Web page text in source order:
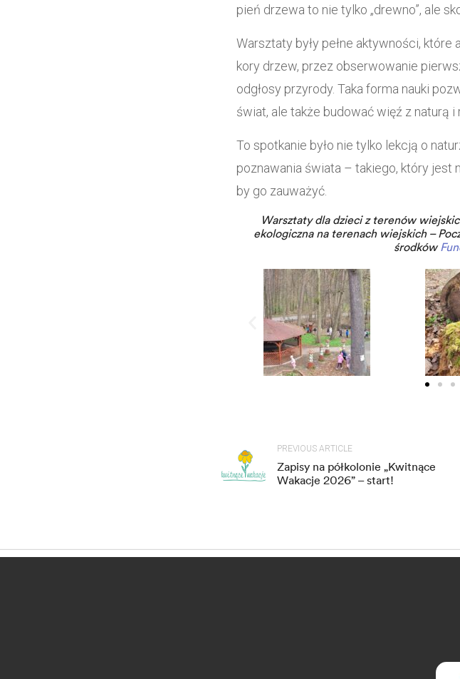
pień drzewa to nie tylko „drewno”, ale
Warsztaty były pełne aktywności,
kory drzew, przez obserwowanie
odgłosy przyrody. Taka forma nauki
świat, ale także budować więź z naturą
To spotkanie było nie tylko lekcją o
poznawania świata – takiego, który jest
by go zauważyć.
Warsztaty dla dzieci z terenów
ekologiczna na terenach wiejskich –
środków
PREVIOUS ARTICLE
Zapisy na półkolonie „Kwitnące
Wakacje 2026” – start!